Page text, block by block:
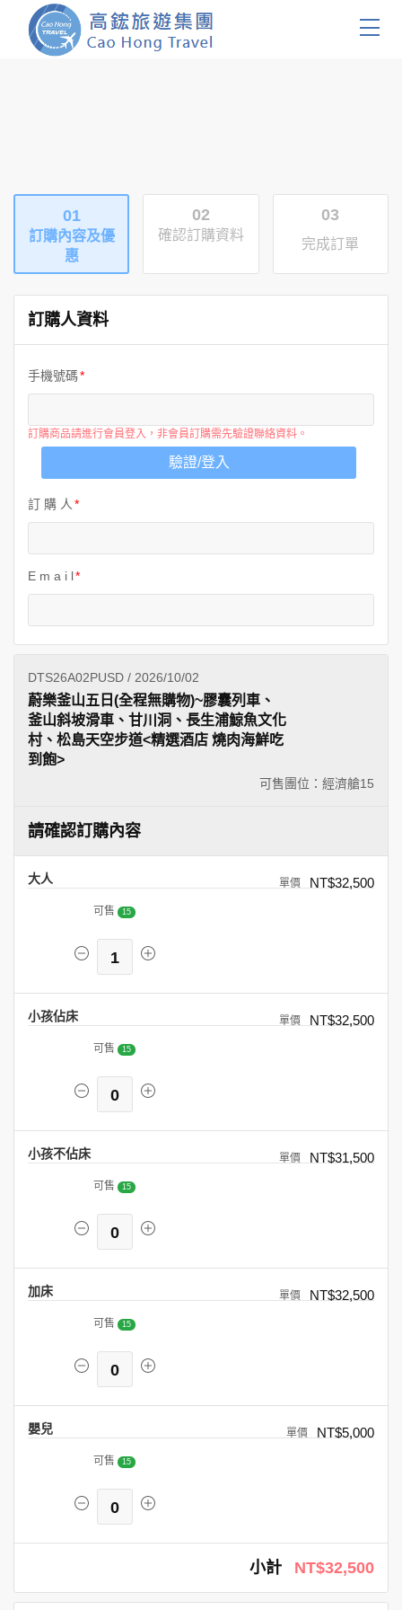
證件簽證
關於我們
客製服務
會員登入
01
訂購內容及優
惠
02
確認訂購資料
03
完成訂單
訂購人資料
手機號碼
訂購商品請進行會員登入，非會員訂購需先驗證聯絡資料。
驗證/登入
訂 購 人
E m a i l
DTS26A02PUSD / 2026/10/02
可售團位：經濟艙15
蔚樂釜山五日(全程無購物)~膠囊列車、
釜山斜坡滑車、甘川洞、長生浦鯨魚文化
村、松島天空步道<精選酒店 燒肉海鮮吃
到飽>
請確認訂購內容
大人 NT$32,500
可售 15
1
小孩佔床 NT$32,500
可售 15
0
小孩不佔床 NT$31,500
可售 15
0
加床 NT$32,500
可售 15
0
嬰兒 NT$5,000
可售 15
0
小計 NT$32,500